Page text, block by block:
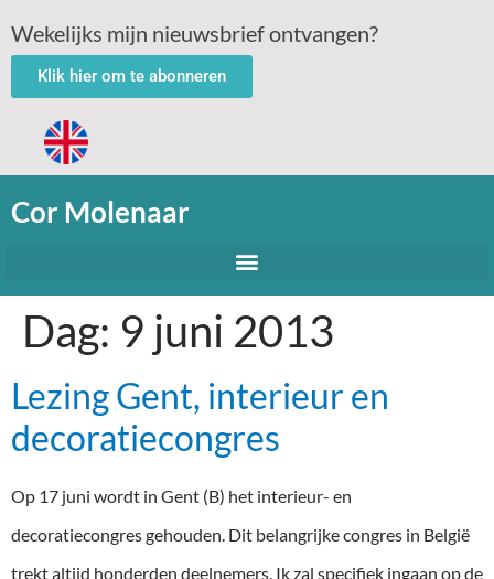
Wekelijks mijn nieuwsbrief ontvangen?
Klik hier om te abonneren
Cor Molenaar
Dag: 9 juni 2013
Lezing Gent, interieur en
decoratiecongres
Op 17 juni wordt in Gent (B) het interieur- en
decoratiecongres gehouden. Dit belangrijke congres in België
trekt altijd honderden deelnemers. Ik zal specifiek ingaan op de